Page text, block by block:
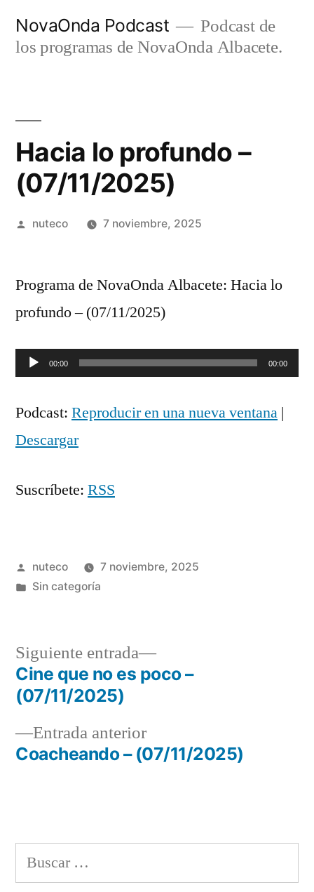
NovaOnda Podcast
Podcast de
los programas de NovaOnda Albacete.
Hacia lo profundo –
(07/11/2025)
Publicada
nuteco 7 noviembre, 2025
Programa de NovaOnda Albacete: Hacia lo
profundo – (07/11/2025)
Reproductor
audio
00:00 00:00
Podcast: Reproducir en una nueva ventana |
Descargar
Suscríbete: RSS
Publicada
por
nuteco
7 noviembre, 2025
Publicada
Sin categoría
Navegación
entradas
Entrada anteriorEntrada
anterior:
Coacheando – (07/11/2025)
Siguiente entrada
Siguiente
entrada:
Cine que no es poco –
(07/11/2025)
Buscar: